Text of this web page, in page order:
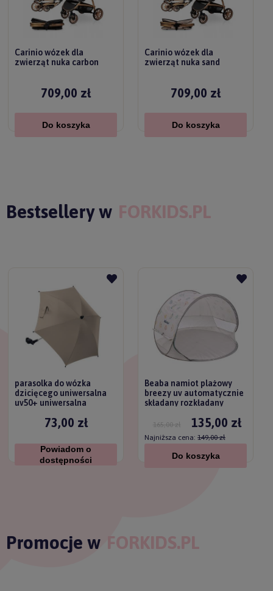
Carinio wózek dla
zwierząt nuka carbon
709,00 zł
Do koszyka
Carinio wózek dla
zwierząt nuka sand
709,00 zł
Do koszyka
Bestsellery w FORKIDS.PL
parasolka do wózka
dzicięcego uniwersalna
uv50+ uniwersalna
73,00 zł
Powiadom o
dostępności
Beaba namiot plażowy
breezy uv automatycznie
składany rozkładany
135,00 zł
165,00 zł
Najniższa cena: 149,00 zł
Do koszyka
Promocje w FORKIDS.PL